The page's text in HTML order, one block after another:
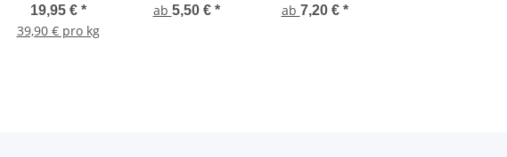
Qualität
19,95 € *
39,90 € pro kg
ab 5,50 € *
ab 7,20 € *